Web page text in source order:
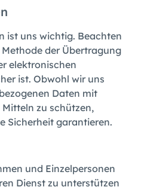
ist uns wichtig. Beachten
der Übertragung
elektronischen
ist. Obwohl wir uns
Daten mit
zu schützen,
Sicherheit garantieren.
und Einzelpersonen
Dienst zu unterstützen